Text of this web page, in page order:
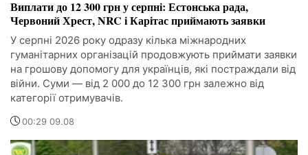
Виплати до 12 300 грн у серпні: Естонська рада,
Червоний Хрест, NRC і Карітас приймають заявки
У серпні 2026 року одразу кілька міжнародних
гуманітарних організацій продовжують приймати заявки
на грошову допомогу для українців, які постраждали від
війни. Суми — від 2 000 до 12 300 грн залежно від
категорії отримувачів.
00:29 09.08